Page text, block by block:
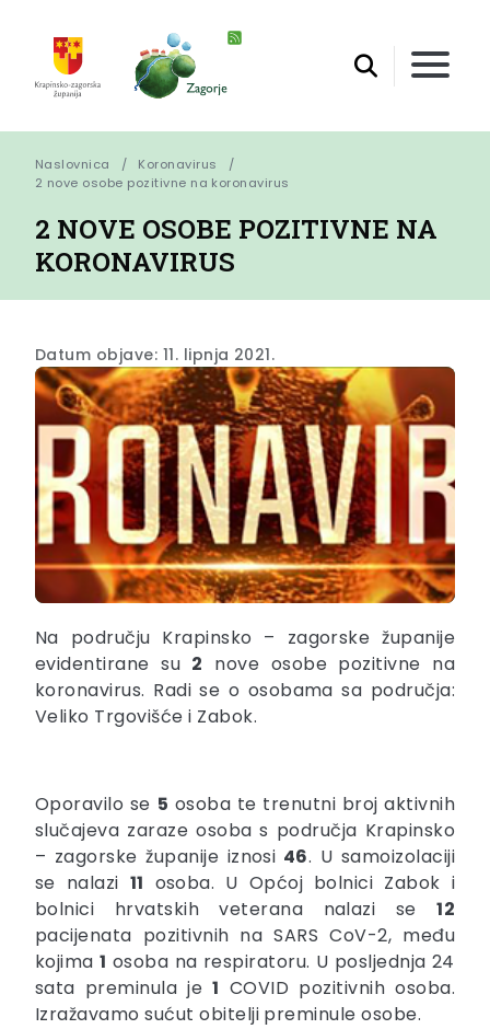
Naslovnica
Koronavirus
2 nove osobe pozitivne na koronavirus
2 NOVE OSOBE POZITIVNE NA
KORONAVIRUS
Datum objave: 11. lipnja 2021.
Na području Krapinsko – zagorske županije
evidentirane su 2 nove osobe pozitivne na
koronavirus. Radi se o osobama sa područja:
Veliko Trgovišće i Zabok.
Oporavilo se 5 osoba te trenutni broj aktivnih
slučajeva zaraze osoba s područja Krapinsko
– zagorske županije iznosi 46. U samoizolaciji
se nalazi 11 osoba. U Općoj bolnici Zabok i
bolnici hrvatskih veterana nalazi se12
pacijenata pozitivnih na SARS CoV-2, među
kojima1 osoba na respiratoru. U posljednja 24
sata preminula je1 COVID pozitivnih osoba.
Izražavamo sućut obitelji preminule osobe.